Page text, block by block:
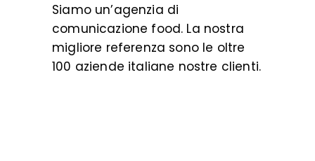
Siamo un’agenzia di
comunicazione food. La nostra
migliore referenza sono le oltre
100 aziende italiane nostre clienti.